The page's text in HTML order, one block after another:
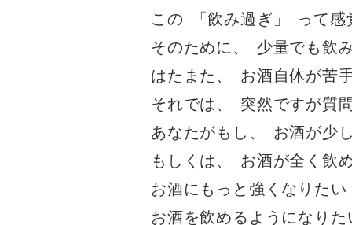
この
「飲み過ぎ 」 って感
そのために 、 少量でも飲
はたまた 、 お酒自体が苦
それでは 、
突然ですが質
あなたがもし 、 お酒が少
もしくは 、 お酒が全く飲
お酒にもっと強くなりたい
お酒を飲めるようになりた